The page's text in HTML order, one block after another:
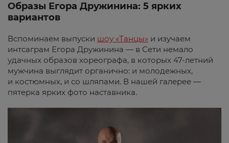
Образы Егора Дружинина: 5 ярких
вариантов
Вспоминаем выпуски шоу «Танцы» и изучаем
интсаграм Егора Дружинина — в Сети немало
удачных образов хореографа, в которых 47-летний
мужчина выглядит органично: и молодежных,
и костюмных, и со шляпами. В нашей галерее —
пятерка ярких фото наставника.